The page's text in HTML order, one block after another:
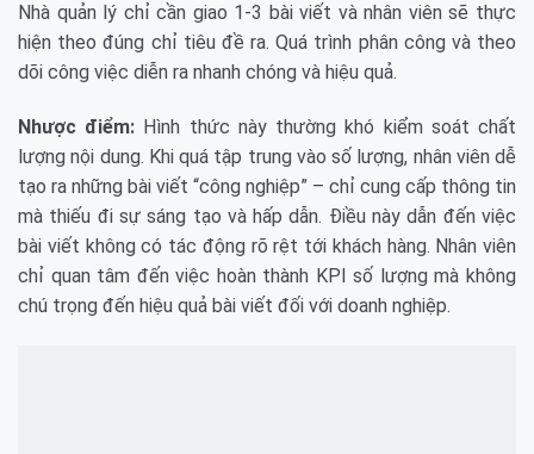
Nhà quản lý chỉ cần giao 1-3 bài viết và nhân viên sẽ thực
hiện theo đúng chỉ tiêu đề ra. Quá trình phân công và theo
dõi công việc diễn ra nhanh chóng và hiệu quả.
Nhược điểm: Hình thức này thường khó kiểm soát chất
lượng nội dung. Khi quá tập trung vào số lượng, nhân viên dễ
tạo ra những bài viết “công nghiệp” – chỉ cung cấp thông tin
mà thiếu đi sự sáng tạo và hấp dẫn. Điều này dẫn đến việc
bài viết không có tác động rõ rệt tới khách hàng. Nhân viên
chỉ quan tâm đến việc hoàn thành KPI số lượng mà không
chú trọng đến hiệu quả bài viết đối với doanh nghiệp.